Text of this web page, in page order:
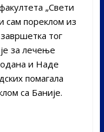
„Свети
сам пореклом из
тог
за лечење
и Наде
помагала
са Баније.